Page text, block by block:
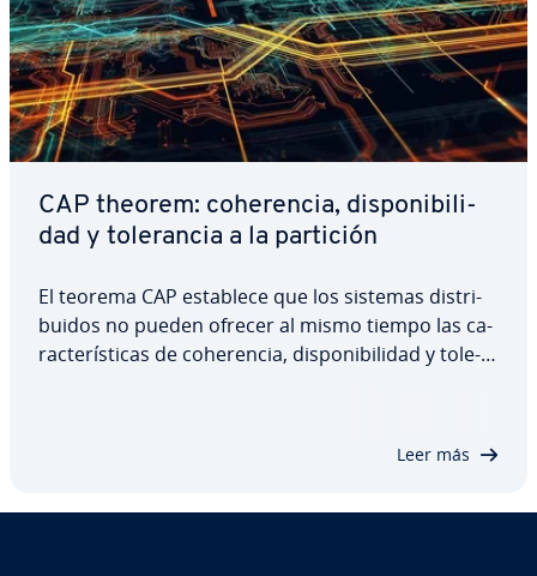
CAP theorem: co­he­re­n­cia, di­s­po­ni­bi­li­
dad y to­le­ra­n­cia a la partición
El teorema CAP establece que los sistemas di­s­tri­
bui­dos no pueden ofrecer al mismo tiempo las ca­
ra­c­te­rí­s­ti­cas de co­he­re­n­cia, di­s­po­ni­bi­li­dad y to­le­
Leer más